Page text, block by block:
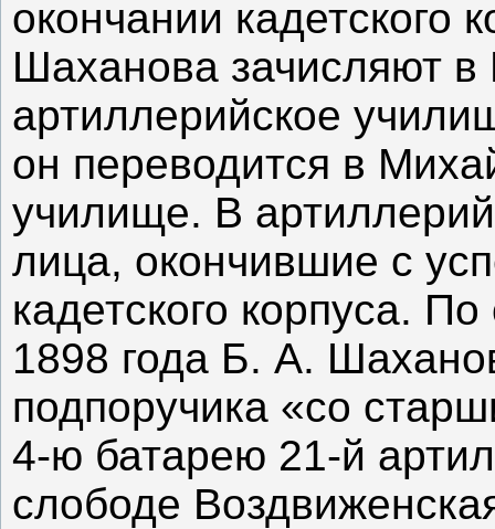
окончании кадетского
Шаханова зачисляют в
артиллерийское
он переводится в
училище. В
лица, окончившие с
кадетского корпуса.
1898 года Б. А.
подпоручика «со
4-ю батарею 21-й
слободе